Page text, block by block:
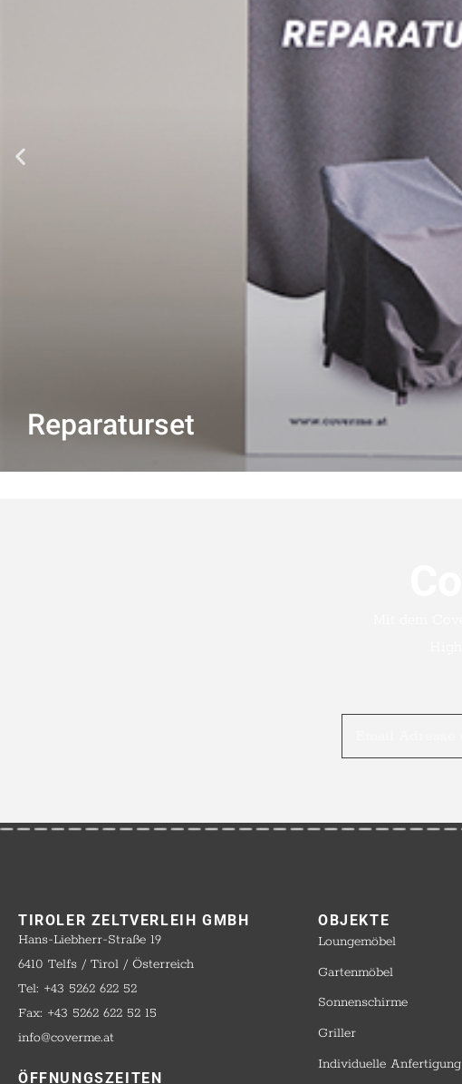
Reparaturset
TIROLER ZELTVERLEIH GMBH
Hans-Liebherr-Straße 19
6410 Telfs / Tirol / Österreich
Tel: +43 5262 622 52
Fax: +43 5262 622 52 15
info@coverme.at
ÖFFNUNGSZEITEN
OBJEKTE​
Loungemöbel
Gartenmöbel
Sonnenschirme
Griller
Individuelle Anfertigung